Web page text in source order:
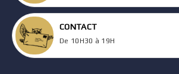
CONTACT
De 10H30 à 19H